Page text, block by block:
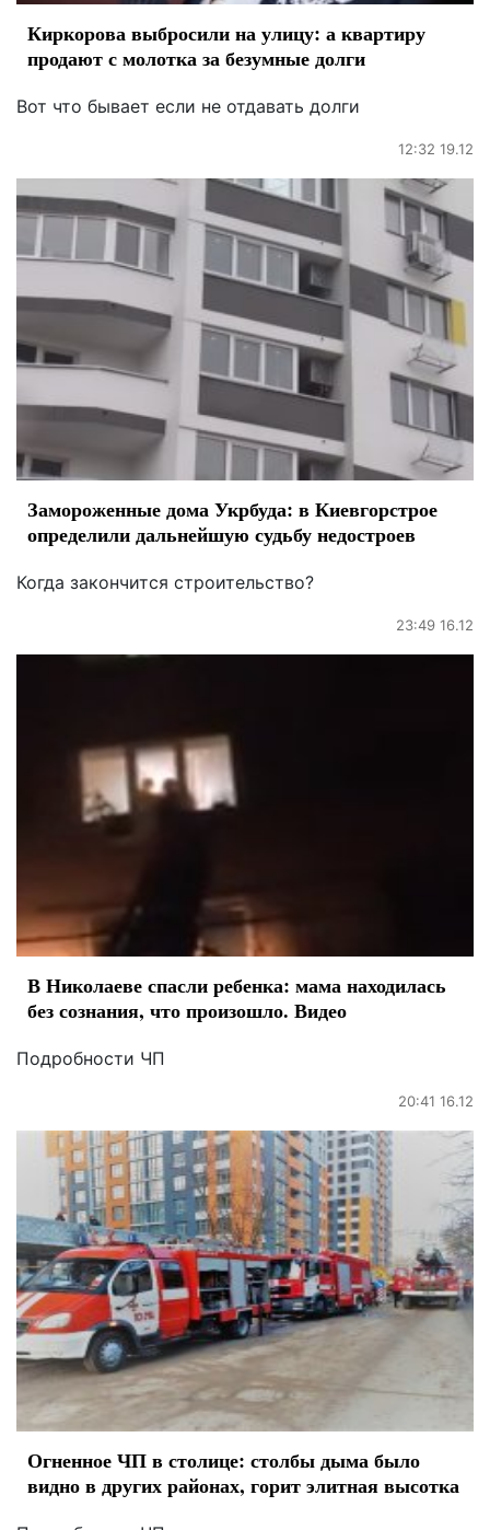
Киркорова выбросили на улицу: а квартиру
продают с молотка за безумные долги
Вот что бывает если не отдавать долги
12:32 19.12
Замороженные дома Укрбуда: в Киевгорстрое
определили дальнейшую судьбу недостроев
Когда закончится строительство?
23:49 16.12
В Николаеве спасли ребенка: мама находилась
без сознания, что произошло. Видео
Подробности ЧП
20:41 16.12
Огненное ЧП в столице: столбы дыма было
видно в других районах, горит элитная высотка